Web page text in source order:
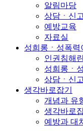
알림마당
상담ㆍ신고
예방교육
자료실
성희롱ㆍ성폭력
인권침해
성희롱ㆍ
상담ㆍ신
생각바로잡기
개념과 유
생각바로잡
예방과 대